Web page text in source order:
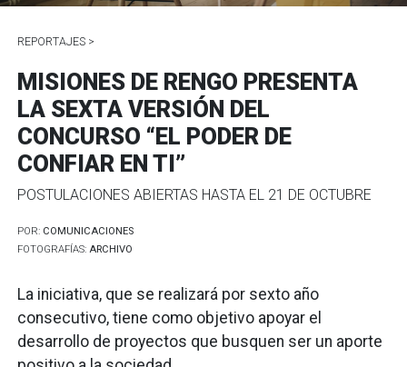
REPORTAJES >
MISIONES DE RENGO PRESENTA
LA SEXTA VERSIÓN DEL
CONCURSO “EL PODER DE
CONFIAR EN TI”
POSTULACIONES ABIERTAS HASTA EL 21 DE OCTUBRE
POR: COMUNICACIONES
FOTOGRAFÍAS:ARCHIVO
La iniciativa, que se realizará por sexto año
consecutivo, tiene como objetivo apoyar el
desarrollo de proyectos que busquen ser un aporte